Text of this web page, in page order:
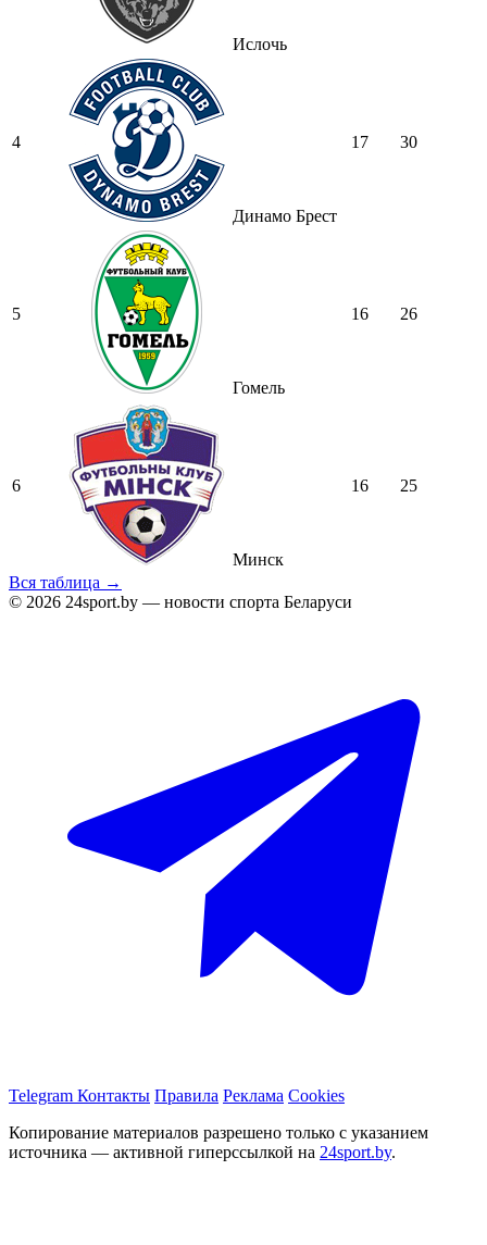
Ислочь
4
Динамо Брест
17 30
5
Гомель
16 26
6
Минск
16 25
Вся таблица →
© 2026 24sport.by — новости спорта Беларуси
Telegram Контакты Правила Реклама Cookies
Копирование материалов разрешено только с указанием
источника — активной гиперссылкой на 24sport.by.